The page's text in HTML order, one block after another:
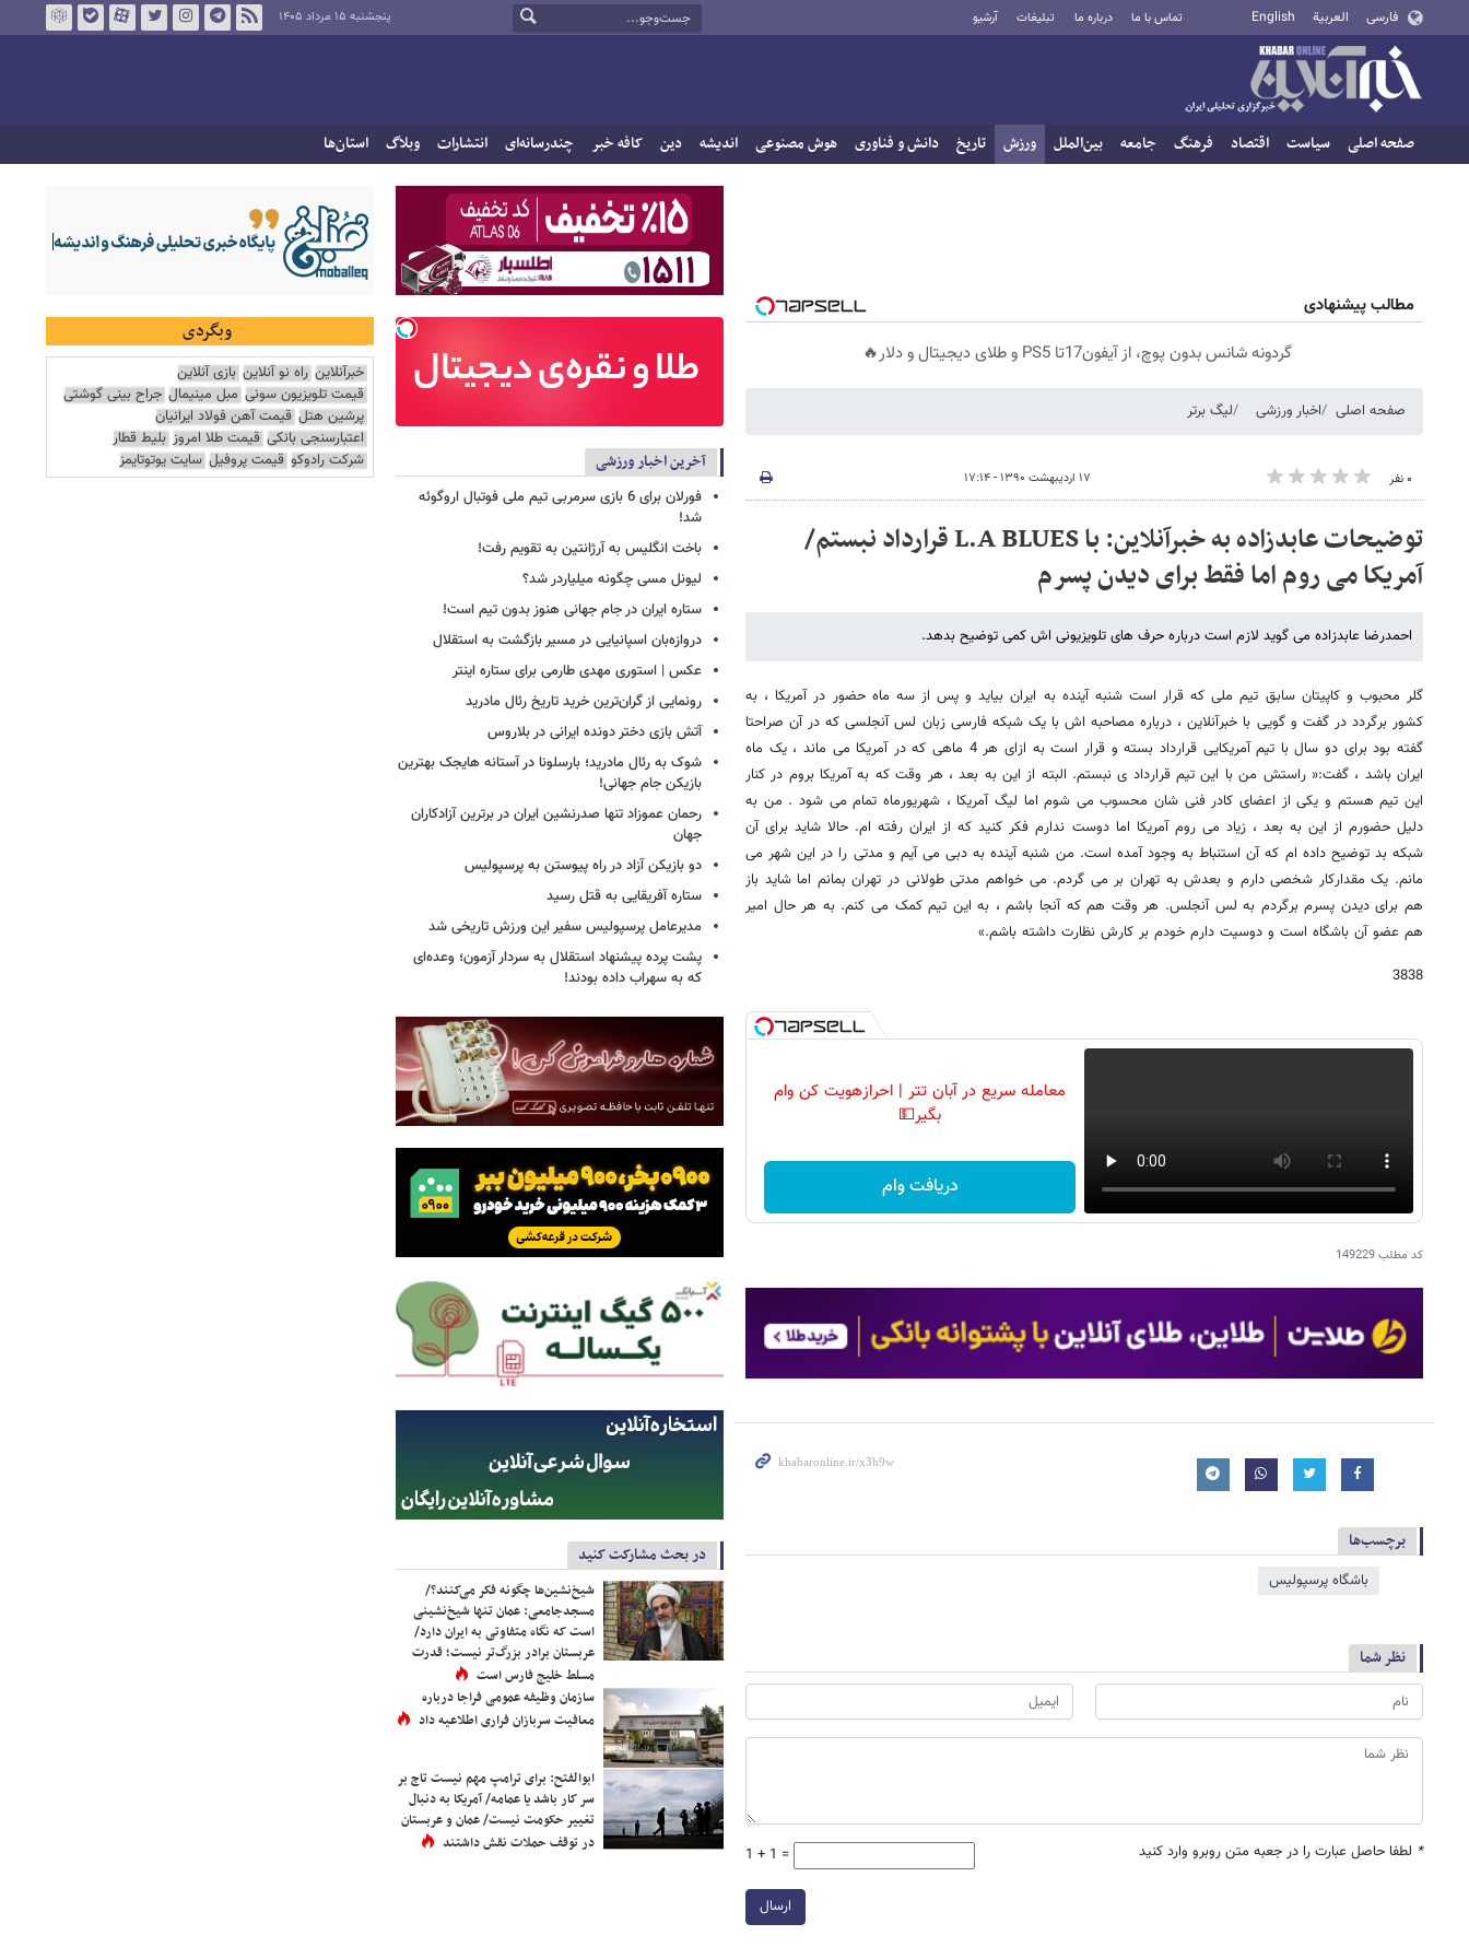
فارسی العربية English تماس با ما درباره ما تبلیغات آرشیو پنجشنبه ۱۵ مرداد ۱۴۰۵
صفحه اصلی سیاست اقتصاد فرهنگ جامعه بین‌الملل ورزش تاریخ دانش و فناوری هوش مصنوعی اندیشه دین کافه خبر چندرسانه‌ای انتشارات وبلاگ استان‌ها
مطالب پیشنهادی
گردونه شانس بدون پوچ، از آیفون17تا PS5 و طلای دیجیتال و دلار🔥
صفحه اصلی اخبار ورزشی لیگ برتر
۰ نفر ۱۷ اردیبهشت ۱۳۹۰ - ۱۷:۱۴
توضیحات عابدزاده به خبرآنلاین: با L.A BLUES قرارداد نبستم/
آمریکا می روم اما فقط برای دیدن پسرم
احمدرضا عابدزاده می گوید لازم است درباره حرف های تلویزیونی اش کمی توضیح بدهد.
گلر محبوب و کاپیتان سابق تیم ملی که قرار است شنبه آینده به ایران بیاید و پس از سه ماه حضور در آمریکا ، به
کشور برگردد در گفت و گویی با خبرآنلاین ، درباره مصاحبه اش با یک شبکه فارسی زبان لس آنجلسی که در آن صراحتا
گفته بود برای دو سال با تیم آمریکایی قرارداد بسته و قرار است به ازای هر 4 ماهی که در آمریکا می ماند ، یک ماه
ایران باشد ، گفت:« راستش من با این تیم قرارداد ی نبستم. البته از این به بعد ، هر وقت که به آمریکا بروم در کنار
این تیم هستم و یکی از اعضای کادر فنی شان محسوب می شوم اما لیگ آمریکا ، شهریورماه تمام می شود . من به
دلیل حضورم از این به بعد ، زیاد می روم آمریکا اما دوست ندارم فکر کنید که از ایران رفته ام. حالا شاید برای آن
شبکه بد توضیح داده ام که آن استنباط به وجود آمده است. من شنبه آینده به دبی می آیم و مدتی را در این شهر می
مانم. یک مقدارکار شخصی دارم و بعدش به تهران بر می گردم. می خواهم مدتی طولانی در تهران بمانم اما شاید باز
هم برای دیدن پسرم برگردم به لس آنجلس. هر وقت هم که آنجا باشم ، به این تیم کمک می کنم. به هر حال امیر
هم عضو آن باشگاه است و دوسیت دارم خودم بر کارش نظارت داشته باشم.»
3838
معامله سریع در آبان تتر | احرازهویت کن وام
بگیر💵
دریافت وام
کد مطلب149229
برچسب‌ها
باشگاه پرسپولیس
نظر شما
* لطفا حاصل عبارت را در جعبه متن روبرو وارد کنید 1 + 1 =
ارسال
آخرین اخبار ورزشی
فورلان برای 6 بازی سرمربی تیم ملی فوتبال اروگوئه
شد!
باخت انگلیس به آرژانتین به تقویم رفت!
لیونل مسی چگونه میلیاردر شد؟
ستاره ایران در جام جهانی هنوز بدون تیم است!
دروازه‌بان اسپانیایی در مسیر بازگشت به استقلال
عکس | استوری مهدی طارمی برای ستاره اینتر
رونمایی از گران‌ترین خرید تاریخ رئال مادرید
آتش بازی دختر دونده ایرانی در بلاروس
شوک به رئال مادرید؛ بارسلونا در آستانه هایجک بهترین
بازیکن جام جهانی!
رحمان عموزاد تنها صدرنشین ایران در برترین آزادکاران
جهان
دو بازیکن آزاد در راه پیوستن به پرسپولیس
ستاره آفریقایی به قتل رسید
مدیرعامل پرسپولیس سفیر این ورزش تاریخی شد
پشت پرده پیشنهاد استقلال به سردار آزمون؛ وعده‌ای
که به سهراب داده بودند!
در بحث مشارکت کنید
شیخ‌نشین‌ها چگونه فکر می‌کنند؟/
مسجدجامعی: عمان تنها شیخ‌نشینی
است که نگاه متفاوتی به ایران دارد/
عربستان برادر بزرگ‌تر نیست؛ قدرت
مسلط خلیج فارس است
سازمان وظیفه عمومی فراجا درباره
معافیت سربازان فراری اطلاعیه داد
ابوالفتح: برای ترامپ مهم نیست تاج بر
سر کار باشد یا عمامه/ آمریکا به دنبال
تغییر حکومت نیست/ عمان و عربستان
در توقف حملات نقش داشتند
وبگردی
خبرآنلاین راه نو آنلاین بازی آنلاین
قیمت تلویزیون سونی مبل مینیمال جراح بینی گوشتی
پرشین هتل قیمت آهن فولاد ایرانیان
اعتبارسنجی بانکی قیمت طلا امروز بلیط قطار
شرکت رادوکو قیمت پروفیل سایت یوتوتایمز